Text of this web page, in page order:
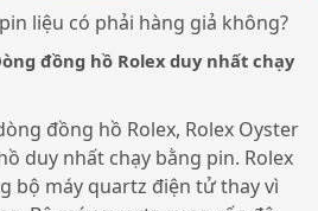
liệu có phải hàng giả không?
đồng hồ Rolex duy nhất chạy
đồng hồ Rolex, Rolex Oyster
duy nhất chạy bằng pin. Rolex
bộ máy quartz điện tử thay vì